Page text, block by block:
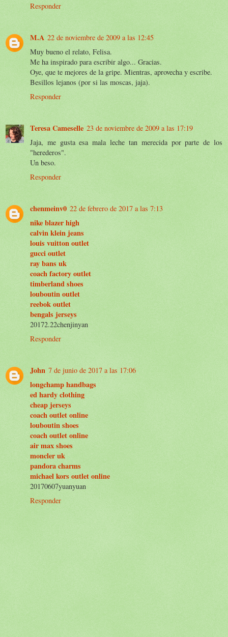
Responder
M.A 22 de noviembre de 2009 a las 12:45
Muy bueno el relato, Felisa.
Me ha inspirado para escribir algo... Gracias.
Oye, que te mejores de la gripe. Mientras, aprovecha y escribe.
Besillos lejanos (por si las moscas, jaja).
Responder
Teresa Cameselle 23 de noviembre de 2009 a las 17:19
Jaja, me gusta esa mala leche tan merecida por parte de los
"herederos".
Un beso.
Responder
chenmeinv0 22 de febrero de 2017 a las 7:13
nike blazer high
calvin klein jeans
louis vuitton outlet
gucci outlet
ray bans uk
coach factory outlet
timberland shoes
louboutin outlet
reebok outlet
bengals jerseys
20172.22chenjinyan
Responder
John 7 de junio de 2017 a las 17:06
longchamp handbags
ed hardy clothing
cheap jerseys
coach outlet online
louboutin shoes
coach outlet online
air max shoes
moncler uk
pandora charms
michael kors outlet online
20170607yuanyuan
Responder